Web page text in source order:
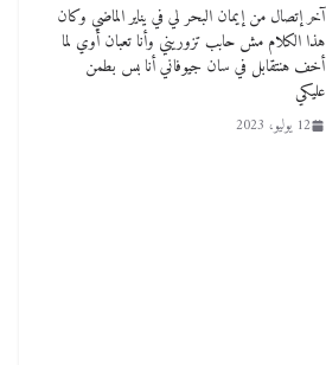
آخر إتصال من إيمان البحر لي في يناير الماضي وكان
هذا الكلام مش حابب تزوريني وأنا تعبان أوي لما
أخف هنتقابل في سان جيوفاني أنا بس بطمن
عليكي
12 يوليو، 2023